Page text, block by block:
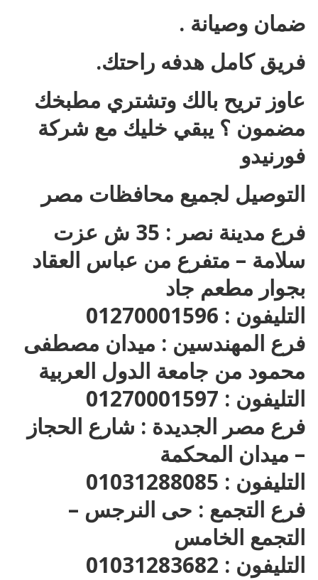
ضمان وصيانة .
فريق كامل هدفه راحتك.
عاوز تريح بالك وتشتري مطبخك
مضمون ؟ يبقي خليك مع شركة
فورنيدو
التوصيل لجميع محافظات مصر
فرع مدينة نصر : 35 ش عزت
سلامة – متفرع من عباس العقاد
بجوار مطعم جاد
التليفون : 01270001596
فرع المهندسين : ميدان مصطفى
محمود من جامعة الدول العربية
التليفون : 01270001597
فرع مصر الجديدة : شارع الحجاز
– ميدان المحكمة
التليفون : 01031288085
فرع التجمع : حى النرجس –
التجمع الخامس
التليفون : 01031283682